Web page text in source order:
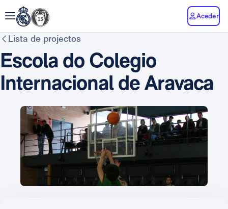
Aceder
Lista de projectos
Escola do Colegio
Internacional de Aravaca